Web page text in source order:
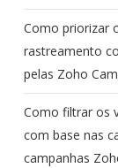
Como priorizar
rastreamento
pelas Zoho
Como filtrar os
com base nas
campanhas